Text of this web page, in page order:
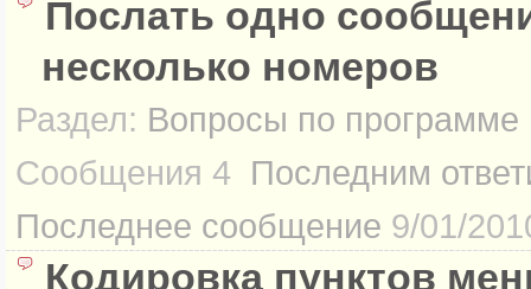
Послать одно
несколько номеров
Раздел: Вопросы по программе
Сообщения 4 Последним
Последнее сообщение 9/01/
Кодировка пунктов